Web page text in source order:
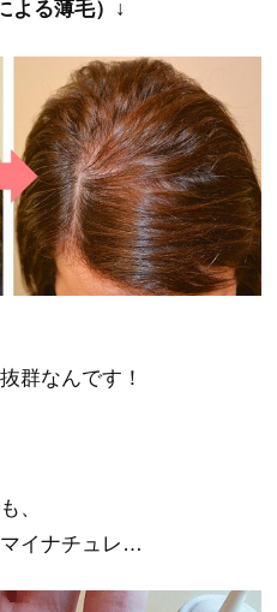
よる薄毛）↓
群なんです！
、
イナチュレ…